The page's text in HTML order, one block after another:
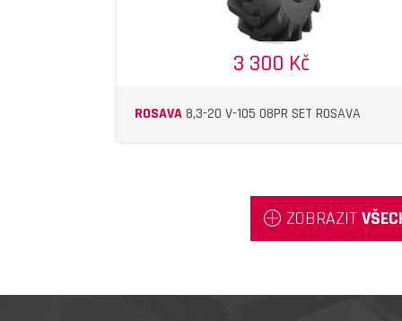
3 300 Kč
ROSAVA8,3-20 V-105 08PR SET ROSAVA
ZOBRAZIT